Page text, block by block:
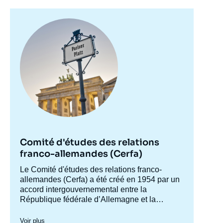
principale
Comité d'études des relations
franco-allemandes (Cerfa)
Accroche
centre
Le Comité d'études des relations franco-
allemandes (Cerfa) a été créé en 1954 par un
accord intergouvernemental entre la
République fédérale d’Allemagne et la
l'Allemagne en France et analyser les
Voir plus